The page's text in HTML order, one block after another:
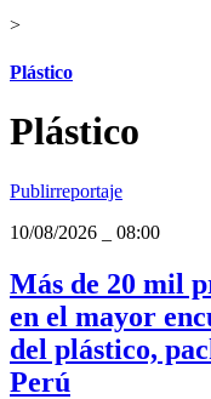
>
Plástico
Plástico
Publirreportaje
10/08/2026
08:00
Más de 20 mil
en el mayor
del plástico,
Perú